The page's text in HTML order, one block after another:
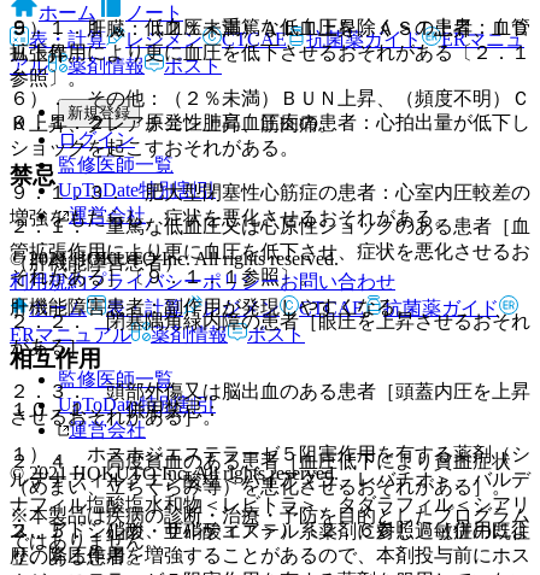
９．１．１． 低血圧＜重篤な低血圧を除く＞の患者：血管
拡張作用により更に血圧を低下させるおそれがある〔２．１
参照〕。
９．１．２． 原発性肺高血圧症の患者：心拍出量が低下し
ショックを起こすおそれがある。
９．１．３． 肥大型閉塞性心筋症の患者：心室内圧較差の
増強をもたらし、症状を悪化させるおそれがある。
（肝機能障害患者）
肝機能障害患者：副作用が発現しやすくなる。
相互作用
１０．１． 併用禁忌：
１）． ホスホジエステラーゼ５阻害作用を有する薬剤（シ
ルデナフィルクエン酸塩＜バイアグラ、レバチオ＞、バルデ
ナフィル塩酸塩水和物＜レビトラ＞、タダラフィル＜シアリ
ス、アドシルカ、ザルティア＞）〔２．６参照〕［併用によ
り、降圧作用を増強することがあるので、本剤投与前にホス
５）． 肝臓：（２％未満）ＡＬＴ上昇、ＡＳＴ上昇、ＬＤ
Ｈ上昇。
６）． その他：（２％未満）ＢＵＮ上昇、（頻度不明）Ｃ
Ｋ上昇、クレアチニン上昇、筋肉痛。
禁忌
２．１． 重篤な低血圧又は心原性ショックのある患者［血
管拡張作用により更に血圧を低下させ、症状を悪化させるお
それがある］〔９．１．１参照〕。
２．２． 閉塞隅角緑内障の患者［眼圧を上昇させるおそれ
がある］。
２．３． 頭部外傷又は脳出血のある患者［頭蓋内圧を上昇
させるおそれがある］。
２．４． 高度貧血のある患者［血圧低下により貧血症状
（めまい、立ちくらみ等）を悪化させるおそれがある］。
２．５． 硝酸・亜硝酸エステル系薬剤に対し過敏症の既往
歴のある患者。
ホーム
ノート
表・計算
レジメン CTCAE 抗菌薬ガイド
ERマニュ
アル
薬剤情報 ポスト
新規登録
ログイン
監修医師一覧
UpToDate特別割引
運営会社
© 2021 HOKUTO Inc. All rights reserved.
利用規約プライバシーポリシーお問い合わせ
ホーム
表・計算 レジメン CTCAE
抗菌薬ガイド
ERマニュアル
薬剤情報 ポスト
監修医師一覧
UpToDate特別割引
運営会社
© 2021 HOKUTO Inc. All rights reserved.
※本製品は疾病の診断・治療・予防を目的としたプログラム
ではありません。